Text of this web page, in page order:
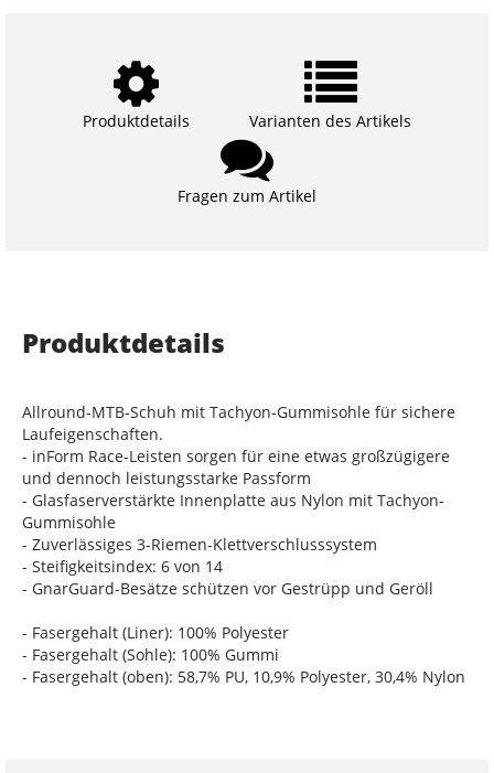
Produktdetails Varianten des Artikels
Fragen zum Artikel
Produktdetails
Allround-MTB-Schuh mit Tachyon-Gummisohle für sichere
Laufeigenschaften.
- inForm Race-Leisten sorgen für eine etwas großzügigere
und dennoch leistungsstarke Passform
- Glasfaserverstärkte Innenplatte aus Nylon mit Tachyon-
Gummisohle
- Zuverlässiges 3-Riemen-Klettverschlusssystem
- Steifigkeitsindex: 6 von 14
- GnarGuard-Besätze schützen vor Gestrüpp und Geröll
- Fasergehalt (Liner): 100% Polyester
- Fasergehalt (Sohle): 100% Gummi
- Fasergehalt (oben): 58,7% PU, 10,9% Polyester, 30,4% Nylon